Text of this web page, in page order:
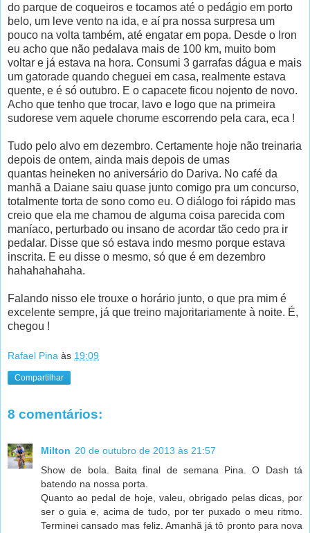
do parque de coqueiros e tocamos até o pedágio em porto
belo, um leve vento na ida, e aí pra nossa surpresa um
pouco na volta também, até engatar em popa. Desde o Iron
eu acho que não pedalava mais de 100 km, muito bom
voltar e já estava na hora. Consumi 3 garrafas dágua e mais
um gatorade quando cheguei em casa, realmente estava
quente, e é só outubro. E o capacete ficou nojento de novo.
Acho que tenho que trocar, lavo e logo que na primeira
sudorese vem aquele chorume escorrendo pela cara, eca !
Tudo pelo alvo em dezembro. Certamente hoje não treinaria
depois de ontem, ainda mais depois de umas
quantas heineken no aniversário do Dariva. No café da
manhã a Daiane saiu quase junto comigo pra um concurso,
totalmente torta de sono como eu. O diálogo foi rápido mas
creio que ela me chamou de alguma coisa parecida com
maníaco, perturbado ou insano de acordar tão cedo pra ir
pedalar. Disse que só estava indo mesmo porque estava
inscrita. E eu disse o mesmo, só que é em dezembro
hahahahahaha.
Falando nisso ele trouxe o horário junto, o que pra mim é
excelente sempre, já que treino majoritariamente à noite. É,
chegou !
Rafael Pina às 19:09
Compartilhar
8 comentários:
Milton 20 de outubro de 2013 às 21:57
Show de bola. Baita final de semana Pina. O Dash tá
batendo na nossa porta.
Quanto ao pedal de hoje, valeu, obrigado pelas dicas, por
ser o guia e, acima de tudo, por ter puxado o meu ritmo.
Terminei cansado mas feliz. Amanhã já tô pronto para nova